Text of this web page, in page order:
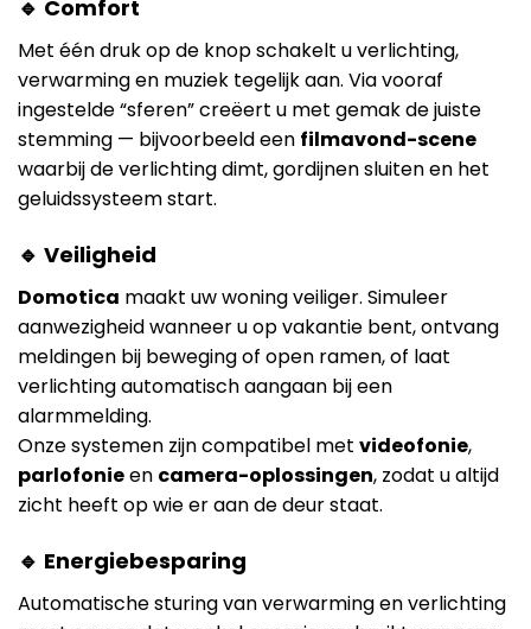
🔹 Comfort
Met één druk op de knop schakelt u verlichting,
verwarming en muziek tegelijk aan. Via vooraf
ingestelde “sferen” creëert u met gemak de juiste
stemming — bijvoorbeeld een filmavond-scene
waarbij de verlichting dimt, gordijnen sluiten en het
geluidssysteem start.
🔹 Veiligheid
Domotica maakt uw woning veiliger. Simuleer
aanwezigheid wanneer u op vakantie bent, ontvang
meldingen bij beweging of open ramen, of laat
verlichting automatisch aangaan bij een
alarmmelding.
Onze systemen zijn compatibel met videofonie,
parlofonieen camera-oplossingen, zodat u altijd
zicht heeft op wie er aan de deur staat.
🔹 Energiebesparing
Automatische sturing van verwarming en verlichting